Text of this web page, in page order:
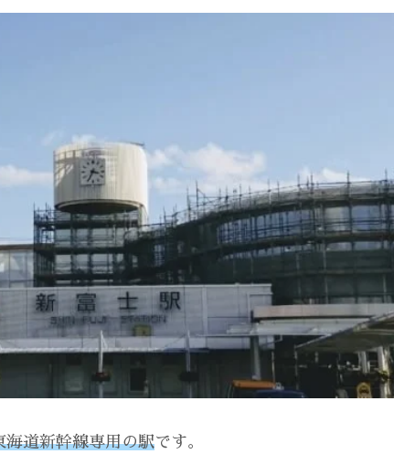
海道新幹線専用の駅です。